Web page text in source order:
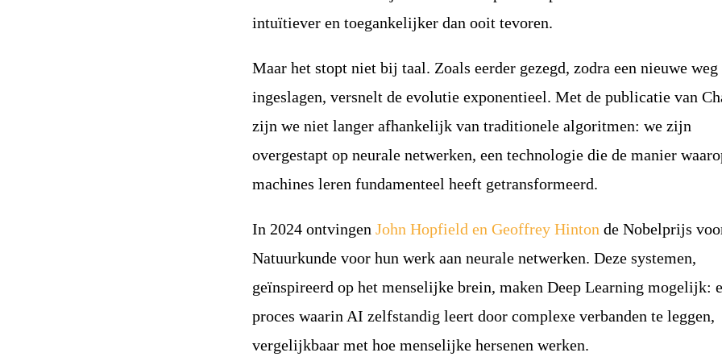
intuïtiever en toegankelijker dan ooit tevoren.
Maar het stopt niet bij taal. Zoals eerder gezegd, zodra een nieuwe weg
ingeslagen, versnelt de evolutie exponentieel. Met de publicatie van
zijn we niet langer afhankelijk van traditionele algoritmen: we zijn
overgestapt op neurale netwerken, een technologie die de manier
machines leren fundamenteel heeft getransformeerd.
In 2024 ontvingenJohn Hopfield en Geoffrey Hinton de Nobelprijs
Natuurkunde voor hun werk aan neurale netwerken. Deze systemen,
geïnspireerd op het menselijke brein, maken Deep Learning mogelijk:
proces waarin AI zelfstandig leert door complexe verbanden te leggen,
vergelijkbaar met hoe menselijke hersenen werken.